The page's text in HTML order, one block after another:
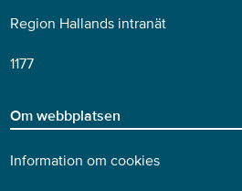
Region Hallands intranät
1177
Om webbplatsen
Information om cookies